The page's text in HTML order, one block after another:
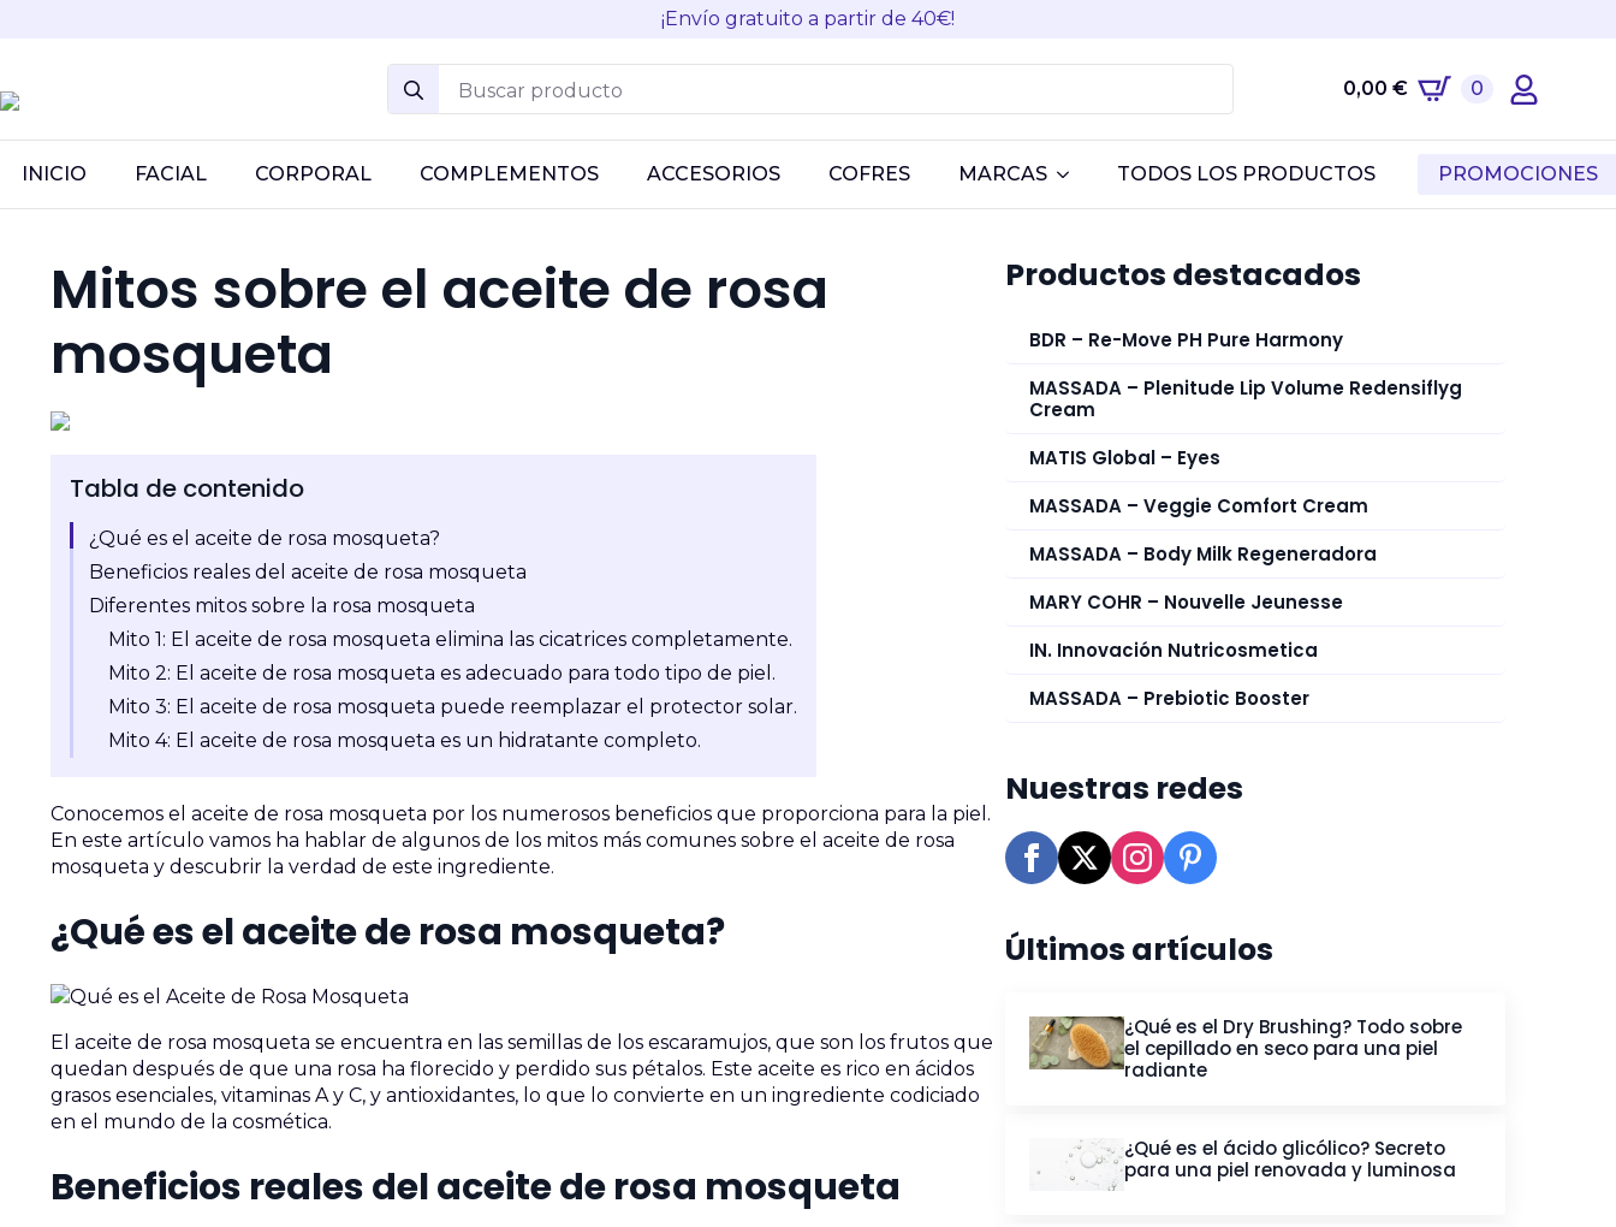
¡Envío gratuito a partir de 40€!
Search
for:
0,00 € 0
INICIO FACIAL CORPORAL COMPLEMENTOS ACCESORIOS COFRES MARCAS TODOS LOS PRODUCTOS PROMOCIONES
Mitos sobre el aceite de rosa
mosqueta
Tabla de contenido
¿Qué es el aceite de rosa mosqueta?
Beneficios reales del aceite de rosa mosqueta
Diferentes mitos sobre la rosa mosqueta
Mito 1: El aceite de rosa mosqueta elimina las cicatrices completamente.
Mito 2: El aceite de rosa mosqueta es adecuado para todo tipo de piel.
Mito 3: El aceite de rosa mosqueta puede reemplazar el protector solar.
Mito 4: El aceite de rosa mosqueta es un hidratante completo.
Conocemos el aceite de rosa mosqueta por los numerosos beneficios que proporciona para la piel.
En este artículo vamos ha hablar de algunos de los mitos más comunes sobre el aceite de rosa
mosqueta y descubrir la verdad de este ingrediente.
¿Qué es el aceite de rosa mosqueta?
El aceite de rosa mosqueta se encuentra en las semillas de los escaramujos, que son los frutos que
quedan después de que una rosa ha florecido y perdido sus pétalos. Este aceite es rico en ácidos
grasos esenciales, vitaminas A y C, y antioxidantes, lo que lo convierte en un ingrediente codiciado
en el mundo de la cosmética.
Beneficios reales del aceite de rosa mosqueta
Productos destacados
BDR – Re-Move PH Pure Harmony
MASSADA – Plenitude Lip Volume Redensiflyg
Cream
MATIS Global – Eyes
MASSADA – Veggie Comfort Cream
MASSADA – Body Milk Regeneradora
MARY COHR – Nouvelle Jeunesse
IN. Innovación Nutricosmetica
MASSADA – Prebiotic Booster
Nuestras redes
Últimos artículos
¿Qué es el Dry Brushing? Todo sobre
el cepillado en seco para una piel
radiante
¿Qué es el ácido glicólico? Secreto
para una piel renovada y luminosa